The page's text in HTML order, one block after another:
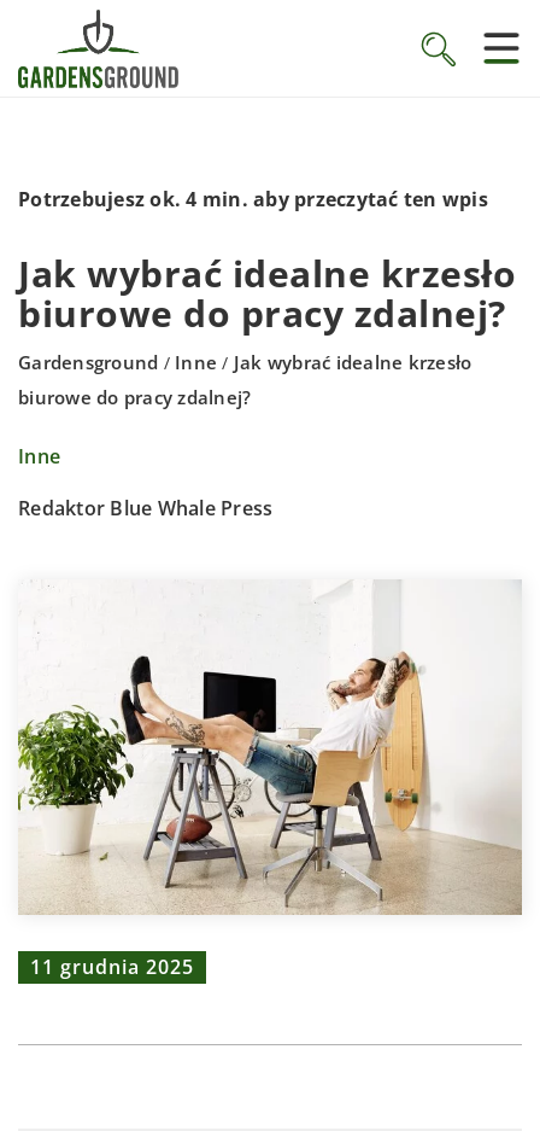
Potrzebujesz ok. 4 min. aby przeczytać ten wpis
Jak wybrać idealne krzesło
biurowe do pracy zdalnej?
Gardensground / Inne / Jak wybrać idealne krzesło
biurowe do pracy zdalnej?
Inne
Redaktor Blue Whale Press
11 grudnia 2025